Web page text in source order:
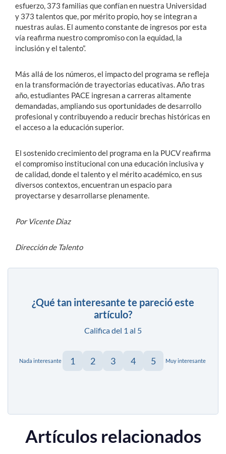
esfuerzo, 373 familias que confían en nuestra Universidad
y 373 talentos que, por mérito propio, hoy se integran a
nuestras aulas. El aumento constante de ingresos por esta
vía reafirma nuestro compromiso con la equidad, la
inclusión y el talento”.
Más allá de los números, el impacto del programa se refleja
en la transformación de trayectorias educativas. Año tras
año, estudiantes PACE ingresan a carreras altamente
demandadas, ampliando sus oportunidades de desarrollo
profesional y contribuyendo a reducir brechas históricas en
el acceso a la educación superior.
El sostenido crecimiento del programa en la PUCV reafirma
el compromiso institucional con una educación inclusiva y
de calidad, donde el talento y el mérito académico, en sus
diversos contextos, encuentran un espacio para
proyectarse y desarrollarse plenamente.
Por Vicente Diaz
Dirección de Talento
¿Qué tan interesante te pareció este
artículo?
Califica del 1 al 5
Nada interesante 1 2 3 4 5 Muy interesante
Artículos relacionados